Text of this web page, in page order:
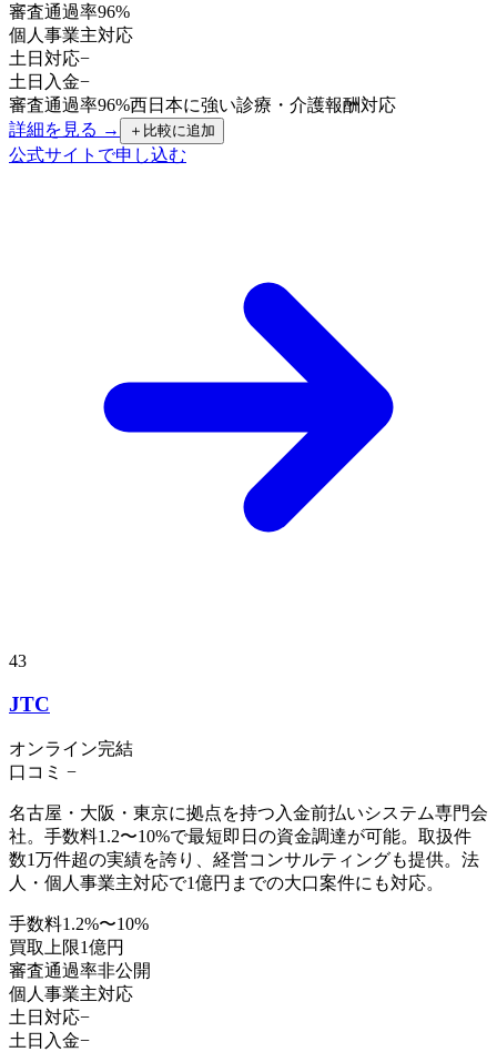
審査通過率96%
個人事業主対応
土日対応−
土日入金−
審査通過率96%西日本に強い診療・介護報酬対応
詳細を見る →
＋ 比較に追加
公式サイトで申し込む
43
JTC
オンライン完結
口コミ −
名古屋・大阪・東京に拠点を持つ入金前払いシステム専門会
社。手数料1.2〜10%で最短即日の資金調達が可能。取扱件
数1万件超の実績を誇り、経営コンサルティングも提供。法
人・個人事業主対応で1億円までの大口案件にも対応。
手数料1.2%〜10%
買取上限1億円
審査通過率非公開
個人事業主対応
土日対応−
土日入金−